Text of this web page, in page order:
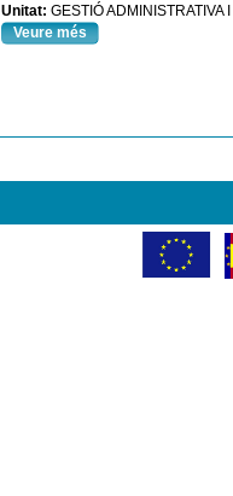
Unitat:GESTIÓ ADMINISTRATIVA
Veure més